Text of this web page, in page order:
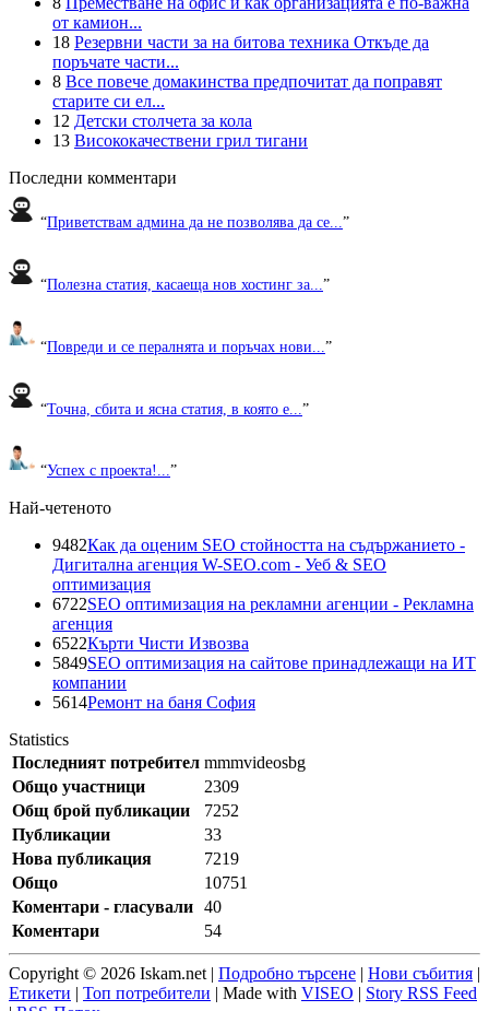
от камион...
18 Резервни части за на битова техника Откъде да
поръчате части...
8 Все повече домакинства предпочитат да поправят
старите си ел...
12 Детски столчета за кола
13 Висококачествени грил тигани
Последни комментари
“Приветствам админа да не позволява да се...”
“Полезна статия, касаеща нов хостинг за... ”
“Повреди и се пералнята и поръчах нови... ”
“Точна, сбита и ясна статия, в която е... ”
“Успех с проекта!...”
Най-четеното
9482Как да оценим SEO стойността на съдържанието -
Дигитална агенция W-SEO.com - Уеб & SEO
оптимизация
6722SEO оптимизация на рекламни агенции - Рекламна
агенция
6522Кърти Чисти Извозва
5849SEO оптимизация на сайтове принадлежащи на ИТ
компании
5614Ремонт на баня София
Statistics
Последният потребител mmmvideosbg
Общо участници
2309
Общ брой публикации
7252
Публикации
33
Нова публикация
7219
Общо
10751
Коментари - гласували 40
Коментари
54
Copyright © 2026 Iskam.net | Подробно търсене | Нови събития |
Етикети | Топ потребители | Made with VISEO | Story RSS Feed